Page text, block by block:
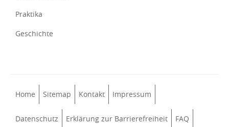
Praktika
Geschichte
Home Sitemap Kontakt Impressum
Datenschutz Erklärung zur Barrierefreiheit FAQ